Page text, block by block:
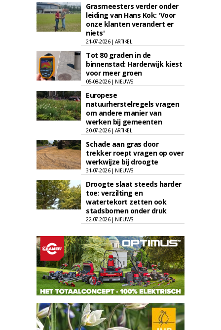
Grasmeesters verder onder
leiding van Hans Kok: 'Voor
onze klanten verandert er
niets'
21-07-2026 | ARTIKEL
Tot 80 graden in de
binnenstad: Harderwijk kiest
voor meer groen
05-08-2026 | NIEUWS
Europese
natuurherstelregels vragen
om andere manier van
werken bij gemeenten
20-07-2026 | ARTIKEL
Schade aan gras door
trekker roept vragen op over
werkwijze bij droogte
31-07-2026 | NIEUWS
Droogte slaat steeds harder
toe: verzilting en
watertekort zetten ook
stadsbomen onder druk
22-07-2026 | NIEUWS